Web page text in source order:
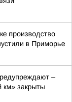
производство
в Приморье
–
км» закрыты